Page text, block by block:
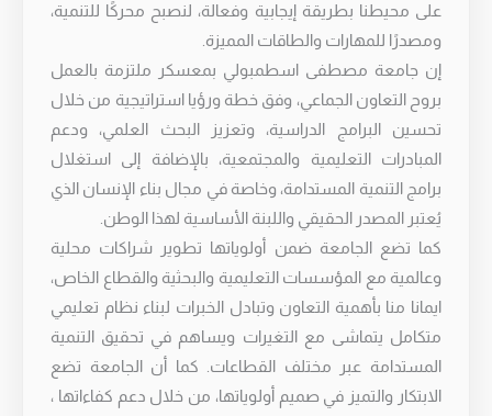
على محيطنا بطريقة إيجابية وفعالة، لنصبح محركًا للتنمية،
ومصدرًا للمهارات والطاقات المميزة.
إن جامعة مصطفى اسطمبولي بمعسكر ملتزمة بالعمل
بروح التعاون الجماعي، وفق خطة ورؤيا استراتيجية من خلال
تحسين البرامج الدراسية، وتعزيز البحث العلمي، ودعم
المبادرات التعليمية والمجتمعية، بالإضافة إلى استغلال
برامج التنمية المستدامة، وخاصة في مجال بناء الإنسان الذي
يُعتبر المصدر الحقيقي واللبنة الأساسية لهذا الوطن.
كما تضع الجامعة ضمن أولوياتها تطوير شراكات محلية
وعالمية مع المؤسسات التعليمية والبحثية والقطاع الخاص،
ايمانا منا بأهمية التعاون وتبادل الخبرات لبناء نظام تعليمي
متكامل يتماشى مع التغيرات ويساهم في تحقيق التنمية
المستدامة عبر مختلف القطاعات. كما أن الجامعة تضع
الابتكار والتميز في صميم أولوياتها، من خلال دعم كفاءاتها ،